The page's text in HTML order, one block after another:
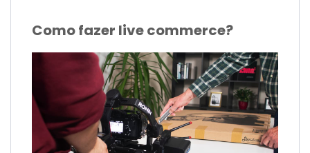
Como fazer live commerce?